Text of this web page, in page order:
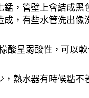
，管壁上會結成
，有些水管洗出
呈弱酸性，可以
熱水器有時候點